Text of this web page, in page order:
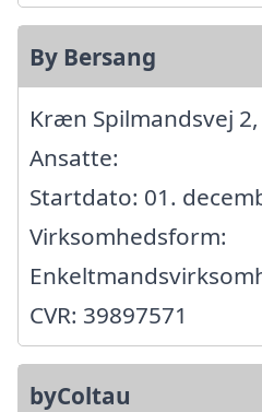
By Bersang
Kræn Spilmandsvej
Ansatte:
Startdato: 01.
Virksomhedsform:
CVR: 39897571
byColtau